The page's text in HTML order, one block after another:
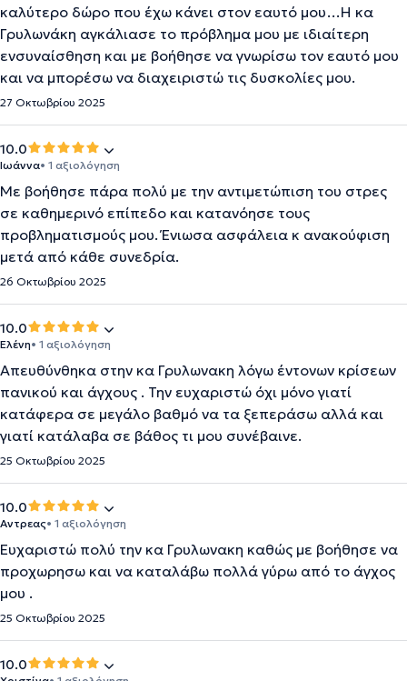
καλύτερο δώρο που έχω κάνει στον εαυτό μου…Η κα
Γρυλωνάκη αγκάλιασε το πρόβλημα μου με ιδιαίτερη
ενσυναίσθηση και με βοήθησε να γνωρίσω τον εαυτό μου
και να μπορέσω να διαχειριστώ τις δυσκολίες μου.
27 Οκτωβρίου 2025
10.0
Ιωάννα• 1 αξιολόγηση
Με βοήθησε πάρα πολύ με την αντιμετώπιση του στρες
σε καθημερινό επίπεδο και κατανόησε τους
προβληματισμούς μου. Ένιωσα ασφάλεια κ ανακούφιση
μετά από κάθε συνεδρία.
26 Οκτωβρίου 2025
10.0
Ελένη• 1 αξιολόγηση
Απευθύνθηκα στην κα Γρυλωνακη λόγω έντονων κρίσεων
πανικού και άγχους . Την ευχαριστώ όχι μόνο γιατί
κατάφερα σε μεγάλο βαθμό να τα ξεπεράσω αλλά και
γιατί κατάλαβα σε βάθος τι μου συνέβαινε.
25 Οκτωβρίου 2025
10.0
Αντρεας• 1 αξιολόγηση
Ευχαριστώ πολύ την κα Γρυλωνακη καθώς με βοήθησε να
προχωρησω και να καταλάβω πολλά γύρω από το άγχος
μου .
25 Οκτωβρίου 2025
10.0